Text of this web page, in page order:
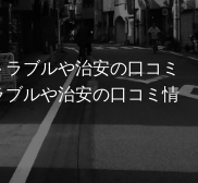
ブルや治安の口コミ
ルや治安の口コミ情